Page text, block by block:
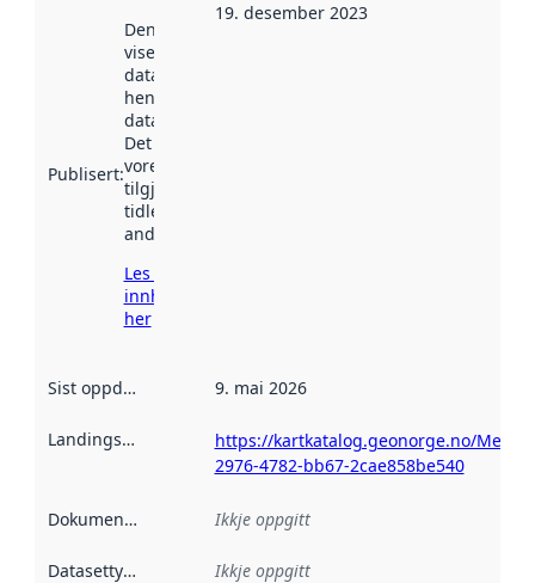
Publisert:
Denne datoen
viser når
datasettet vart
henta inn av
data.norge.no.
Det kan ha
vore
tilgjengeleg
tidlegare
andre stader.
Les meir om
innhenting
her
19. desember 2023
Sist oppdatert 9. mai 2026
Landingsside
https://kartkatalog.geonorge.no/
2976-4782-bb67-2cae858be540
Dokumentasjon Ikkje oppgitt
Datasettype Ikkje oppgitt